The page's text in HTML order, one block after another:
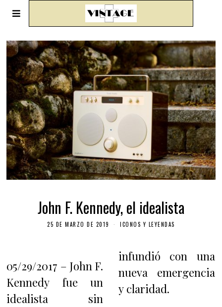
John F. Kennedy, el idealista
25 DE MARZO DE 2019 ICONOS Y LEYENDAS
05/29/2017 – John F.
Kennedy fue un
idealista sin
infundió con una
nueva emergencia
y claridad.